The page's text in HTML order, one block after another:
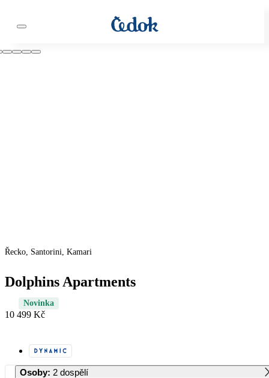
Řecko, Santorini, Kamari
Dolphins Apartments
Novinka
10 499 Kč
Osoby: 2 dospělí